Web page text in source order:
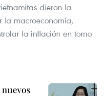
dieron la
macroeconomía,
la inflación en torno